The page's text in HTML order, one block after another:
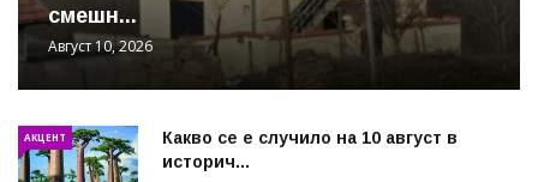
смешн...
Август 10, 2026
АКЦЕНТ
Какво се е случило на 10 август в
историч...